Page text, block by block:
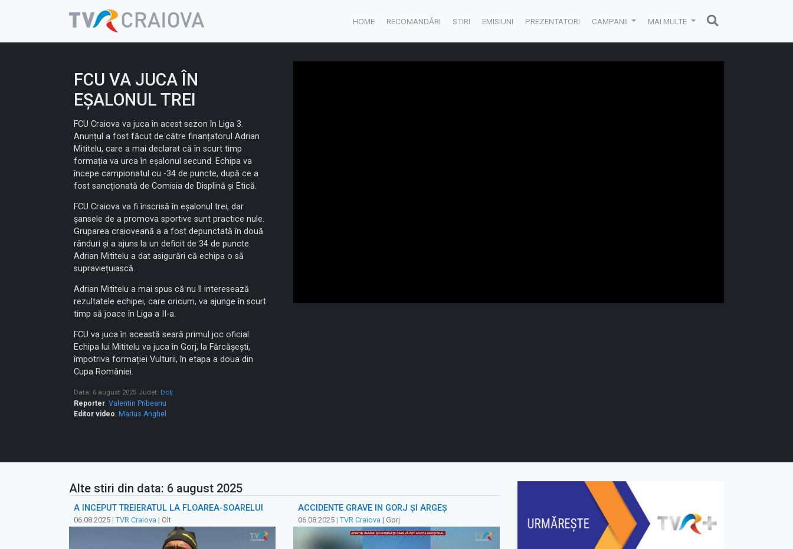
HOME RECOMANDĂRI STIRI EMISIUNI PREZENTATORI CAMPANII MAI MULTE
FCU VA JUCA ÎN
EȘALONUL TREI
FCU Craiova va juca în acest sezon în Liga 3.
Anunțul a fost făcut de către finanțatorul Adrian
Mititelu, care a mai declarat că în scurt timp
formația va urca în eșalonul secund. Echipa va
începe campionatul cu -34 de puncte, după ce a
fost sancționată de Comisia de Displină și Etică.
FCU Craiova va fi înscrisă în eșalonul trei, dar
șansele de a promova sportive sunt practice nule.
Gruparea craioveană a a fost depunctată în două
rânduri și a ajuns la un deficit de 34 de puncte.
Adrian Mititelu a dat asigurări că echipa o să
supraviețuiască.
Adrian Mititelu a mai spus că nu îl interesează
rezultatele echipei, care oricum, va ajunge în scurt
timp să joace în Liga a II-a.
FCU va juca în această seară primul joc oficial.
Echipa lui Mititelu va juca în Gorj, la Fărcășești,
împotriva formației Vulturii, în etapa a doua din
Cupa României.
Data: 6 august 2025 Judet: Dolj
Reporter: Valentin Pribeanu
Editor video: Marius Anghel
Alte stiri din data: 6 august 2025
A ÎNCEPUT TREIERATUL LA FLOAREA-SOARELUI
06.08.2025 | TVR Craiova | Olt
ACCIDENTE GRAVE ÎN GORJ ŞI ARGEŞ
06.08.2025 | TVR Craiova | Gorj